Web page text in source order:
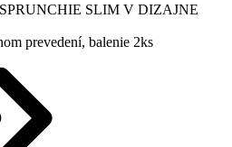
SLIM V DIZAJNE
prevedení, balenie 2ks